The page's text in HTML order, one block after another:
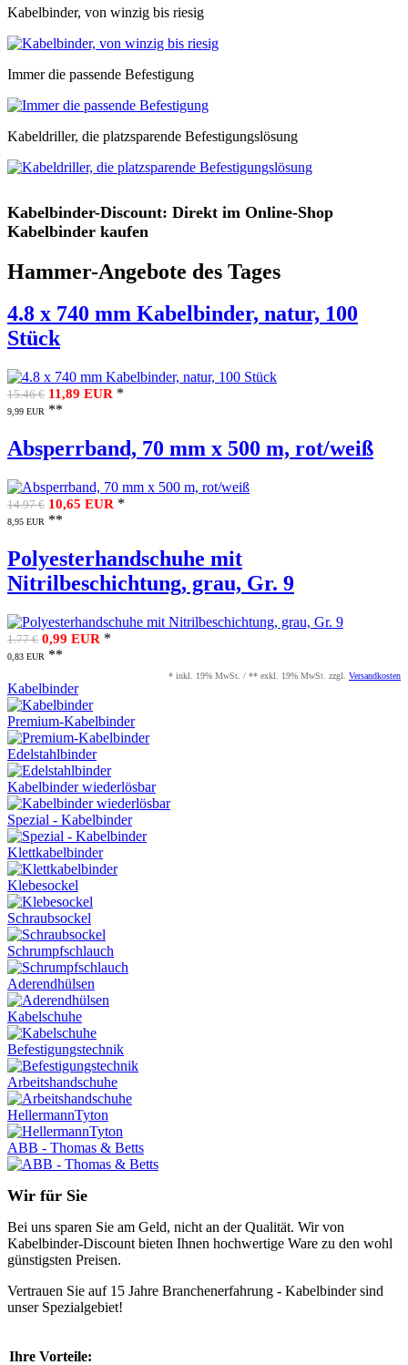
Kabelbinder, von winzig bis riesig
Immer die passende Befestigung
Kabeldriller, die platzsparende Befestigungslösung
Kabelbinder-Discount: Direkt im Online-Shop
Kabelbinder kaufen
Hammer-Angebote des Tages
4.8 x 740 mm Kabelbinder, natur, 100
Stück
15.46 € 11,89 EUR *
9,99 EUR **
Absperrband, 70 mm x 500 m, rot/weiß
14.97 € 10,65 EUR *
8,95 EUR **
Polyesterhandschuhe mit
Nitrilbeschichtung, grau, Gr. 9
1.77 € 0,99 EUR *
0,83 EUR **
* inkl. 19% MwSt. / ** exkl. 19% MwSt. zzgl. Versandkosten
Kabelbinder
Premium-Kabelbinder
Edelstahlbinder
Kabelbinder wiederlösbar
Spezial - Kabelbinder
Klettkabelbinder
Klebesockel
Schraubsockel
Schrumpfschlauch
Aderendhülsen
Kabelschuhe
Befestigungstechnik
Arbeitshandschuhe
HellermannTyton
ABB - Thomas & Betts
Wir für Sie
Bei uns sparen Sie am Geld, nicht an der Qualität. Wir von
Kabelbinder-Discount bieten Ihnen hochwertige Ware zu den wohl
günstigsten Preisen.
Vertrauen Sie auf 15 Jahre Branchenerfahrung - Kabelbinder sind
unser Spezialgebiet!
Ihre Vorteile: